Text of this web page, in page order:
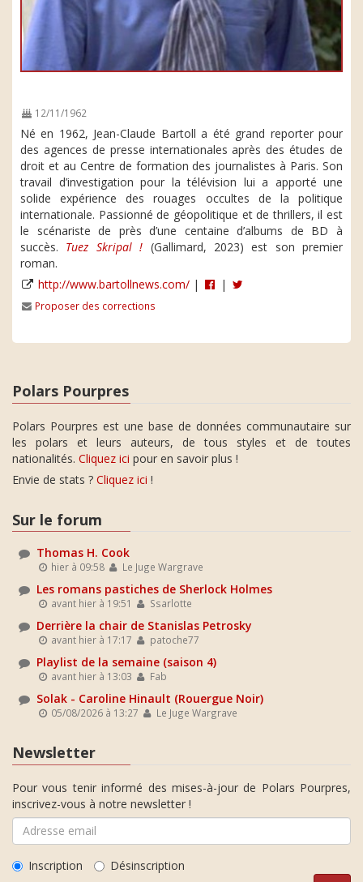
12/11/1962
Né en 1962, Jean-Claude Bartoll a été grand reporter pour
des agences de presse internationales après des études de
droit et au Centre de formation des journalistes à Paris. Son
travail d’investigation pour la télévision lui a apporté une
solide expérience des rouages occultes de la politique
internationale. Passionné de géopolitique et de thrillers, il est
le scénariste de près d’une centaine d’albums de BD à
succès. Tuez Skripal ! (Gallimard, 2023) est son premier
roman.
http://www.bartollnews.com/ | |
Proposer des corrections
Polars Pourpres
Polars Pourpres est une base de données communautaire sur
les polars et leurs auteurs, de tous styles et de toutes
nationalités. Cliquez ici pour en savoir plus !
Envie de stats ? Cliquez ici !
Sur le forum
Thomas H. Cook
hier à 09:58 Le Juge Wargrave
Les romans pastiches de Sherlock Holmes
avant hier à 19:51 Ssarlotte
Derrière la chair de Stanislas Petrosky
avant hier à 17:17 patoche77
Playlist de la semaine (saison 4)
avant hier à 13:03 Fab
Solak - Caroline Hinault (Rouergue Noir)
05/08/2026 à 13:27 Le Juge Wargrave
Newsletter
Pour vous tenir informé des mises-à-jour de Polars Pourpres,
inscrivez-vous à notre newsletter !
Inscription Désinscription